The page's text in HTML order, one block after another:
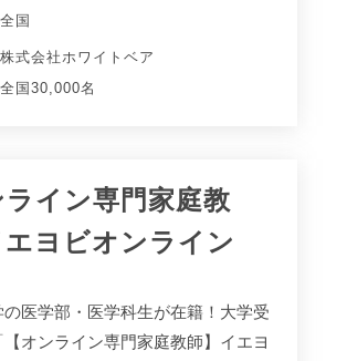
全国
株式会社ホワイトベア
全国30,000名
ライン専門家庭教
エヨビオンライン
の医学部・医学科生が在籍！大学受
オンライン専門家庭教師】イエヨ